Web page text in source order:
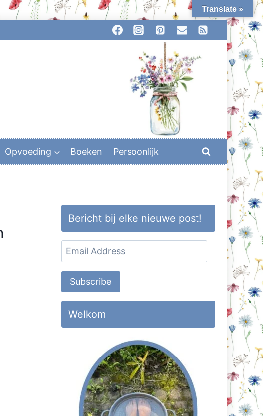
Opvoeding Boeken Persoonlijk
Bericht bij elke nieuwe post!
Email
Address
Subscribe
Welkom
Translate »